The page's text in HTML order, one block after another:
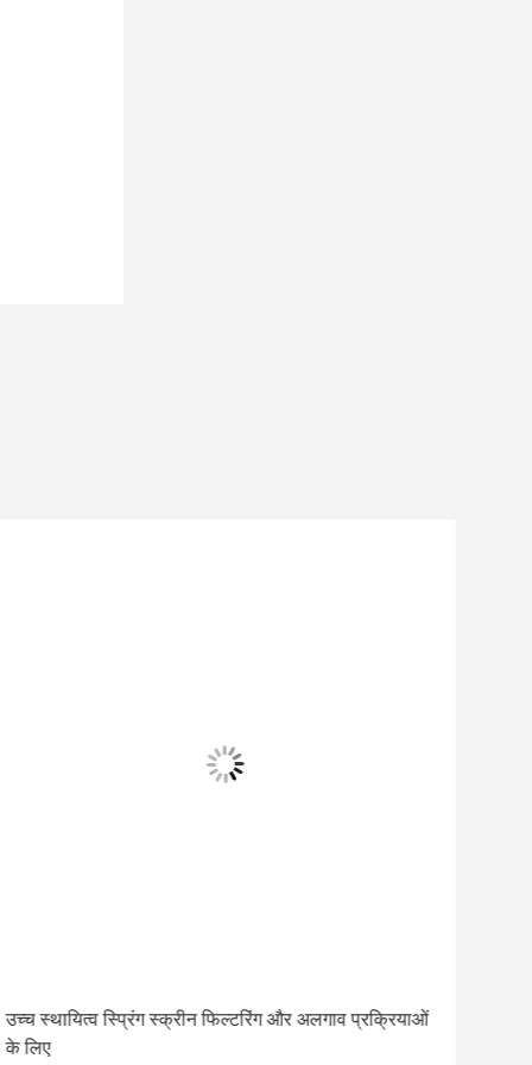
उच्च स्थायित्व स्प्रिंग स्क्रीन फिल्टरिंग और अलगाव प्रक्रियाओं
के लिए